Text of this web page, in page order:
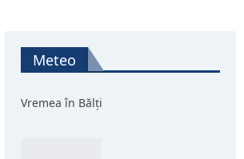
Meteo
Vremea în Bălți